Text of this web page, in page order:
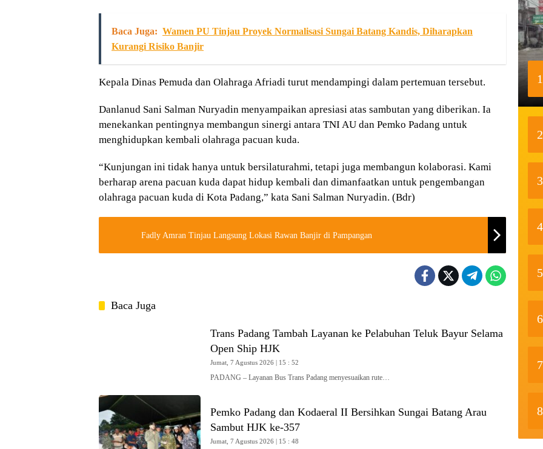
Baca Juga: Wamen PU Tinjau Proyek Normalisasi Sungai Batang Kandis, Diharapkan
Kurangi Risiko Banjir
Kepala Dinas Pemuda dan Olahraga Afriadi turut mendampingi dalam pertemuan tersebut.
Danlanud Sani Salman Nuryadin menyampaikan apresiasi atas sambutan yang diberikan. Ia
menekankan pentingnya membangun sinergi antara TNI AU dan Pemko Padang untuk
menghidupkan kembali olahraga pacuan kuda.
“Kunjungan ini tidak hanya untuk bersilaturahmi, tetapi juga membangun kolaborasi. Kami
berharap arena pacuan kuda dapat hidup kembali dan dimanfaatkan untuk pengembangan
olahraga pacuan kuda di Kota Padang,” kata Sani Salman Nuryadin. (Bdr)
Fadly Amran Tinjau Langsung Lokasi Rawan Banjir di Pampangan
Baca Juga
Trans Padang Tambah Layanan ke Pelabuhan Teluk Bayur Selama
Open Ship HJK
Jumat, 7 Agustus 2026 | 15 : 52
PADANG – Layanan Bus Trans Padang menyesuaikan rute…
Pemko Padang dan Kodaeral II Bersihkan Sungai Batang Arau
Sambut HJK ke-357
Jumat, 7 Agustus 2026 | 15 : 48
1
2
3
4
5
6
7
8